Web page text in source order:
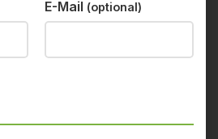
E-Mail (optional)